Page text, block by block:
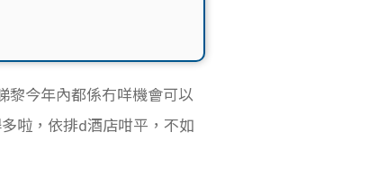
黎今年內都係冇咩機會可以
啦，依排d酒店咁平，不如